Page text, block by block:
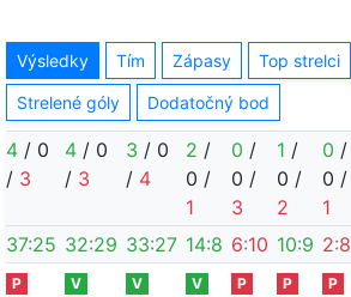
Výsledky Tím Zápasy Top strelci
Strelené góly Dodatočný bod
4 / 0
/ 3
4 / 0
/ 3
3 / 0
/ 4
2 /
0 /
1
0 /
0 /
3
1 /
0 /
2
0 /
0 /
1
37:25 32:29 33:27 14:8 6:10 10:9 2:8
P V V V P P P